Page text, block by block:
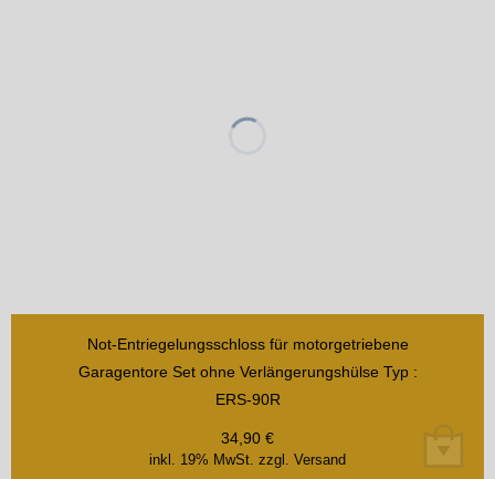
Not-Entriegelungsschloss für motorgetriebene
Garagentore Set ohne Verlängerungshülse Typ :
ERS-90R
inkl. 19% MwSt. zzgl. Versand
34,90 €